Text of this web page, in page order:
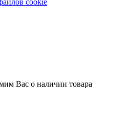
Вас о наличии товара